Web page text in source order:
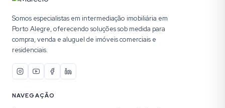
Somos especialistas em intermediação imobiliária em
Porto Alegre, oferecendo soluções sob medida para
compra, venda e aluguel de imóveis comerciais e
residenciais.
NAVEGAÇÃO